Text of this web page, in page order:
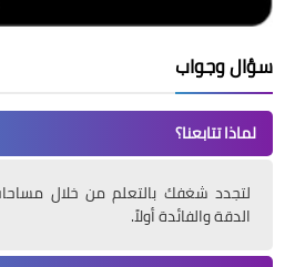
سؤال وجواب
لماذا تتابعنا؟
لتجدد شغفك بالتعلم من خلال
الدقة والفائدة أولاً.